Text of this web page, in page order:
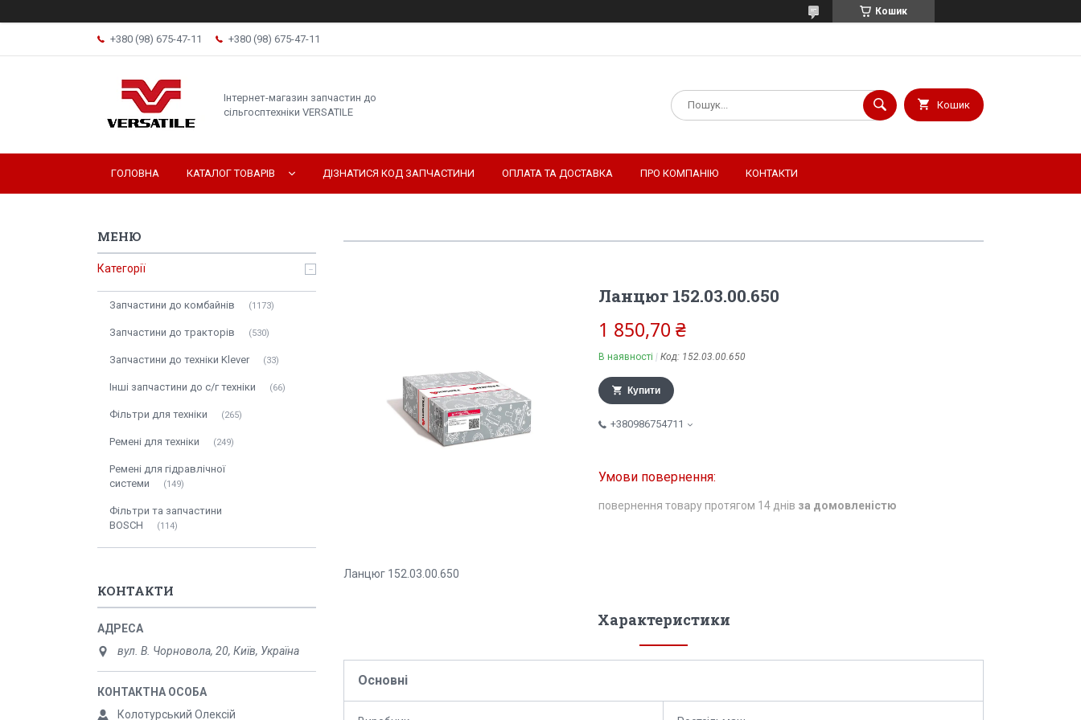
Кошик
+380 (98) 675-47-11 +380 (98) 675-47-11
Інтернет-магазин запчастин до
сільгосптехніки VERSATILE
Кошик
ГОЛОВНА КАТАЛОГ ТОВАРІВ ДІЗНАТИСЯ КОД ЗАПЧАСТИНИ ОПЛАТА ТА ДОСТАВКА ПРО КОМПАНІЮ КОНТАКТИ
Ланцюг 152.03.00.650
1 850,70 ₴
В наявності Код: 152.03.00.650
Купити
+380986754711
повернення товару протягом 14 днів за домовленістю
Ланцюг 152.03.00.650
Характеристики
Основні
Категорії
Запчастини до комбайнів 1173
Запчастини до тракторів 530
Запчастини до техніки Klever 33
Інші запчастини до с/г техніки 66
Фільтри для техніки 265
Ремені для техніки 249
Ремені для гідравлічної
системи
149
Фільтри та запчастини
BOSCH
114
КОНТАКТИ
вул. В. Чорновола, 20, Київ, Україна
Колотурський Олексій